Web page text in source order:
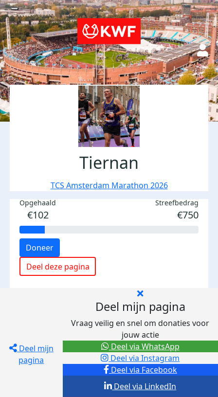
Tiernan
TCS Amsterdam Marathon 2026
Opgehaald
€102
Streefbedrag
€750
Doneer
Deel deze pagina
Deel mijn
pagina
Deel mijn pagina
Vraag veilig en snel om donaties voor
jouw actie
Deel via Facebook
Deel via Instagram
Deel via LinkedIn
Deel via WhatsApp